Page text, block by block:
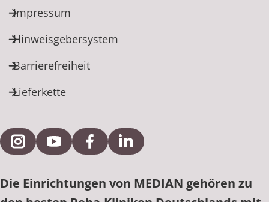
Impressum
Hinweisgebersystem
Barrierefreiheit
Lieferkette
Externe Verlinkung zu Instagram
Externe Verlinkung zu YouTube
Externe Verlinkung zu Facebook
Externe Verlinkung zu
Die Einrichtungen von MEDIAN gehören zu